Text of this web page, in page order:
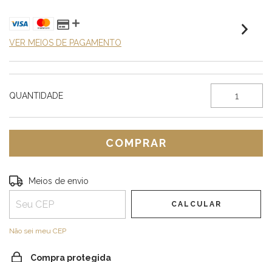
VER MEIOS DE PAGAMENTO
QUANTIDADE
Entregas para o CEP:
Meios de envio
CALCULAR
Não sei meu CEP
Compra protegida